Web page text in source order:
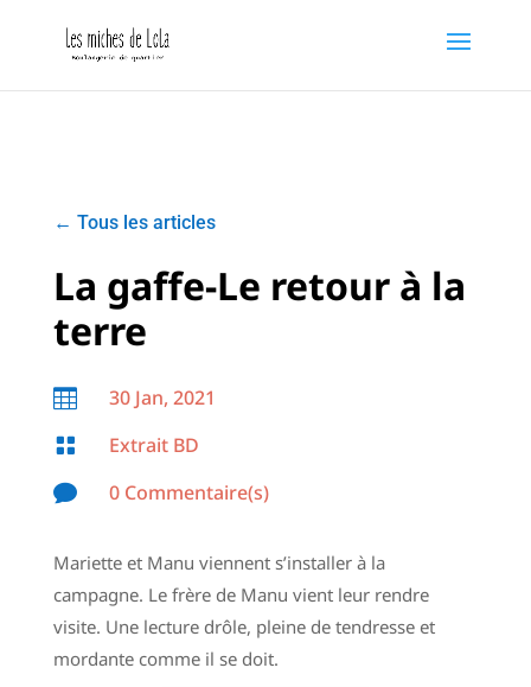
← Tous les articles
La gaffe-Le retour à la
terre
 30 Jan, 2021
 Extrait BD
 0 Commentaire(s)
Mariette et Manu viennent s’installer à la
campagne. Le frère de Manu vient leur rendre
visite. Une lecture drôle, pleine de tendresse et
mordante comme il se doit.